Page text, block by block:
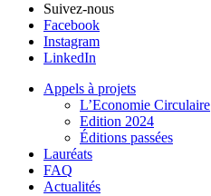
Suivez-nous
Facebook
Instagram
LinkedIn
Appels à projets
L’Economie Circulaire
Edition 2024
Éditions passées
Lauréats
FAQ
Actualités